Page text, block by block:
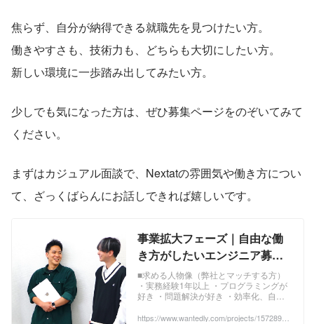
焦らず、自分が納得できる就職先を見つけたい方。
働きやすさも、技術力も、どちらも大切にしたい方。
新しい環境に一歩踏み出してみたい方。
少しでも気になった方は、ぜひ募集ページをのぞいてみて
ください。
まずはカジュアル面談で、Nextatの雰囲気や働き方につい
て、ざっくばらんにお話しできれば嬉しいです。
事業拡大フェーズ｜自由な働
き方がしたいエンジニア募
集！！ - 株式会社Nextatの
Webエンジニアの採用 -
Wantedly
■求める人物像（弊社とマッチする方）
・実務経験1年以上 ・プログラミングが
好き ・問題解決が好き ・効率化、自動
https://www.wantedly.com/projects/1572892?